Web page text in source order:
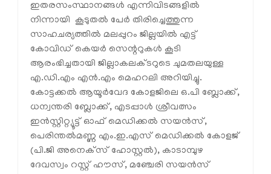
ഇതരസംസ്ഥാനങ്ങള്‍ എന്നിവിടങ്ങളില്‍
നിന്നായി കൂടുതല്‍ പേര്‍ തിരിച്ചെത്തുന്ന
സാഹചര്യത്തില്‍ മലപ്പുറം ജില്ലയില്‍ എട്ട്
കോവിഡ് കെയര്‍ സെന്ററുകള്‍ കൂടി
ആരംഭിച്ചതായി ജില്ലാകലക്ടറുടെ ചുമതലയുള്ള
എ.ഡി.എം എന്‍.എം മെഹറലി അറിയിച്ചു.
കോട്ടക്കല്‍ ആയൂര്‍വേദ കോളജിലെ ഒ.പി ബ്ലോക്ക്,
ധന്വന്തരി ബ്ലോക്ക്, എടപ്പാള്‍ ശ്രീവത്സം
ഇന്‍സ്റ്റിറ്റ്യൂട്ട് ഓഫ് മെഡിക്കല്‍ സയന്‍സ്,
പെരിന്തല്‍മണ്ണ എം.ഇ.എസ് മെഡിക്കല്‍ കോളജ്
(പി.ജി അനെക്‌സ് ഹോസ്റ്റല്‍), കാടാമ്പുഴ
ദേവസ്വം റസ്റ്റ് ഹൗസ്, മഞ്ചേരി സയന്‍സ്